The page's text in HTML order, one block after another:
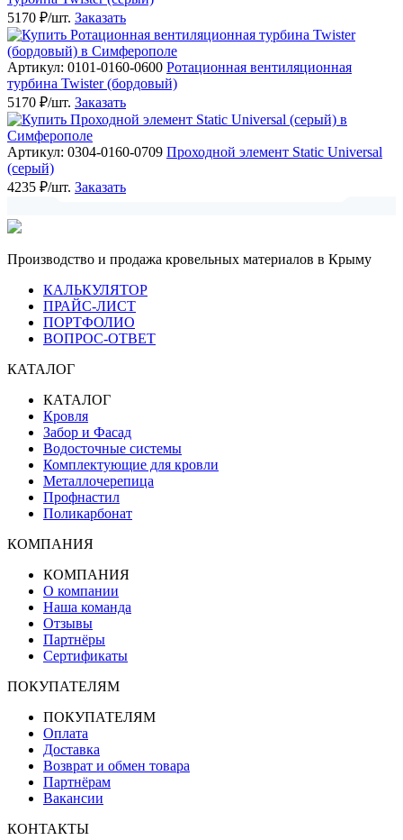
5170 ₽/шт. Заказать
Артикул: 0101-0160-0600 Ротационная вентиляционная
турбина Twister (бордовый)
5170 ₽/шт. Заказать
Артикул: 0304-0160-0709 Проходной элемент Static Universal
(серый)
4235 ₽/шт. Заказать
Производство и продажа кровельных материалов в Крыму
КАЛЬКУЛЯТОР
ПРАЙС-ЛИСТ
ПОРТФОЛИО
ВОПРОС-ОТВЕТ
КАТАЛОГ
КАТАЛОГ
Кровля
Забор и Фасад
Водосточные системы
Комплектующие для кровли
Металлочерепица
Профнастил
Поликарбонат
КОМПАНИЯ
КОМПАНИЯ
О компании
Наша команда
Отзывы
Партнёры
Сертификаты
ПОКУПАТЕЛЯМ
ПОКУПАТЕЛЯМ
Оплата
Доставка
Возврат и обмен товара
Партнёрам
Вакансии
КОНТАКТЫ